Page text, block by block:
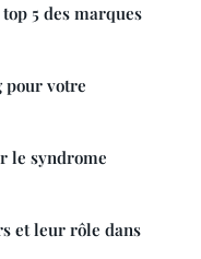
5 des marques
pour votre
le syndrome
et leur rôle dans